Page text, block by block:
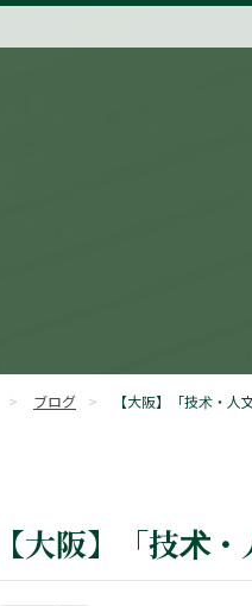
> ブログ > 【大阪】「技术・
【大阪】「技术